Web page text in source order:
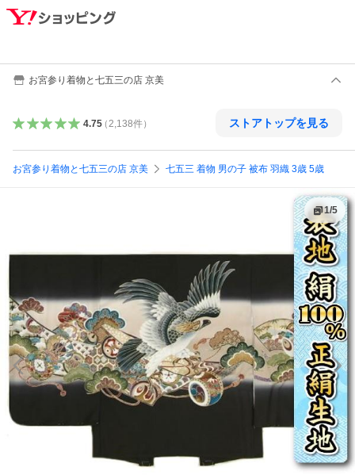
お宮参り着物と七五三の店 京美
4.75（ 2,138件） ストアトップを見る
お宮参り着物と七五三の店 京美 七五三 着物 男の子 被布 羽織 3歳 5歳
1/5